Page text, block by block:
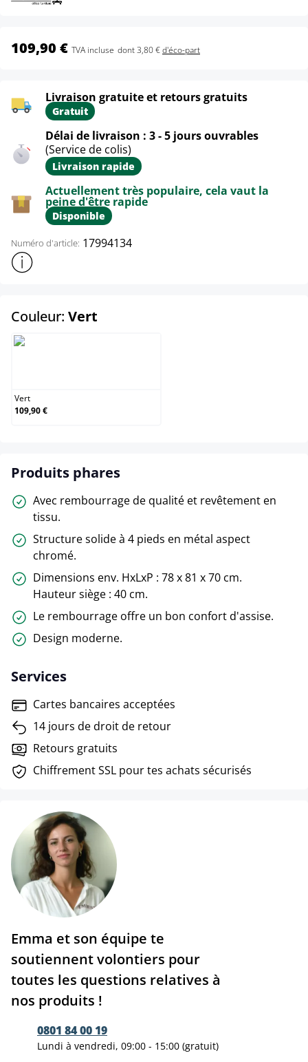
109,90 € TVA incluse dont 3,80 €d'éco-part
Livraison gratuite et retours gratuits
Gratuit
Délai de livraison : 3 - 5 jours ouvrables
(Service de colis)
Livraison rapide
Actuellement très populaire, cela vaut la
peine d'être rapide
Disponible
Numéro d'article: 17994134
Afficher plus d'informations sur le produit
Couleur: Vert
Vert
109,90 €
Produits phares
Avec rembourrage de qualité et revêtement en
tissu.
Structure solide à 4 pieds en métal aspect
chromé.
Dimensions env. HxLxP : 78 x 81 x 70 cm.
Hauteur siège : 40 cm.
Le rembourrage offre un bon confort d'assise.
Design moderne.
Services
Cartes bancaires acceptées
14 jours de droit de retour
Retours gratuits
Chiffrement SSL pour tes achats sécurisés
Emma et son équipe te
soutiennent volontiers pour
toutes les questions relatives à
nos produits !
0801 84 00 19
Lundi à vendredi, 09:00 - 15:00 (gratuit)